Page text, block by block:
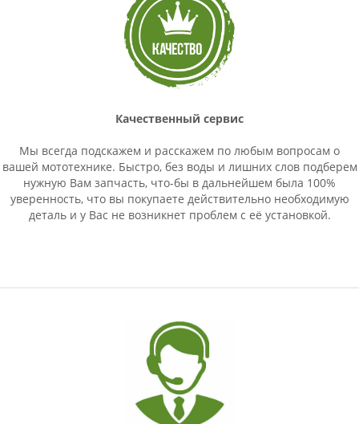
Качественный сервис
Мы всегда подскажем и расскажем по любым вопросам о
вашей мототехнике. Быстро, без воды и лишних слов подберем
нужную Вам запчасть, что-бы в дальнейшем была 100%
уверенность, что вы покупаете действительно необходимую
деталь и у Вас не возникнет проблем с её установкой.